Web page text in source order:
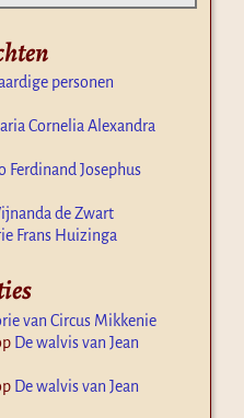
personen
Cornelia Alexandra
Ferdinand Josephus
de Zwart
Frans Huizinga
van Circus Mikkenie
De walvis van Jean
De walvis van Jean